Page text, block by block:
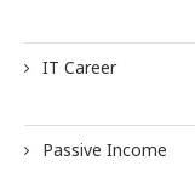
IT Career
Passive Income